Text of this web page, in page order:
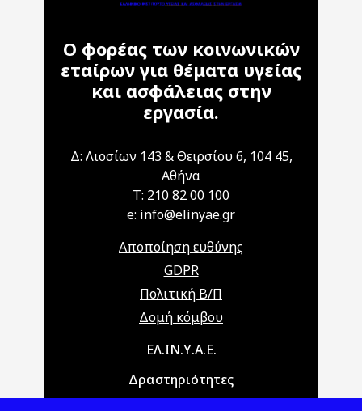
Ο φορέας των κοινωνικών
εταίρων για θέματα υγείας
και ασφάλειας στην
εργασία.
Δ: Λιοσίων 143 & Θειρσίου 6, 104 45,
Αθήνα
T: 210 82 00 100
e: info@elinyae.gr
Αποποίηση ευθύνης
GDPR
Πολιτική Β/Π
Δομή κόμβου
Main navigationΕΛ.ΙΝ.Υ.Α.Ε.
Δραστηριότητες